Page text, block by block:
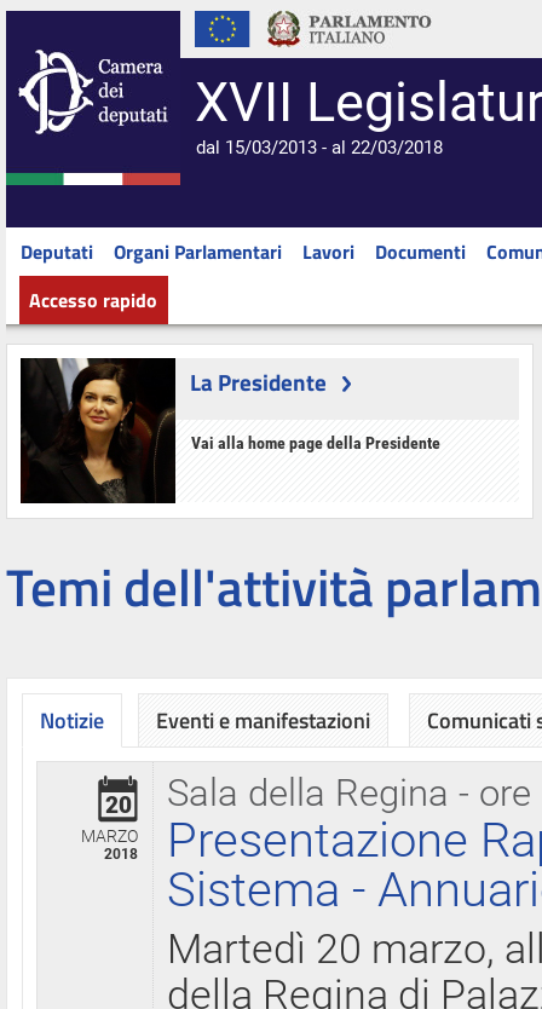
XVII
dal 15/03/2013 - al 22/03/2018
Deputati Organi Parlamentari Lavori Documenti
Accesso rapido
La Presidente
Vai alla home page della Presidente
Temi dell'attività
Notizie
Sala della Regina - ore
20
MARZO
2018
Presentazione
Sistema -
Martedì 20 marzo,
della Regina di
Eventi e manifestazioni Comunicati